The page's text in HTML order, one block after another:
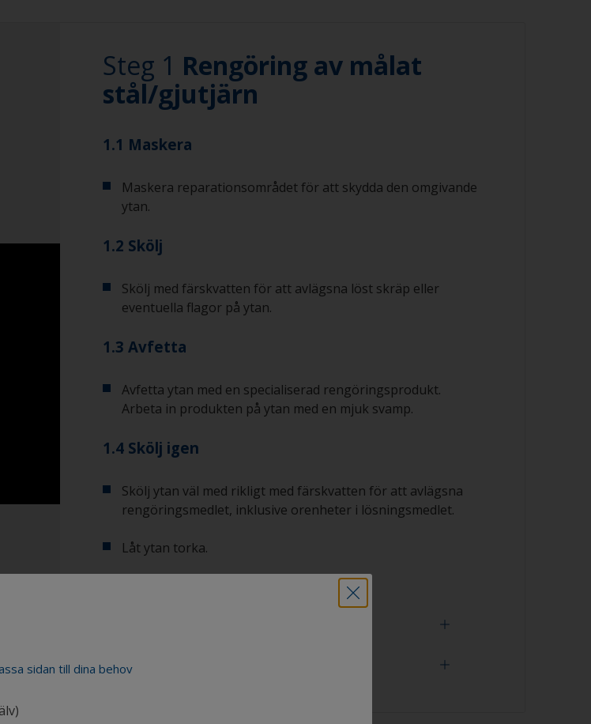
Steg 1 Rengöring av målat
stål/gjutjärn
1.1 Maskera
Maskera reparationsområdet för att skydda den omgivande
ytan.
1.2 Skölj
Skölj med färskvatten för att avlägsna löst skräp eller
eventuella flagor på ytan.
1.3 Avfetta
Avfetta ytan med en specialiserad rengöringsprodukt.
Arbeta in produkten på ytan med en mjuk svamp.
1.4 Skölj igen
Skölj ytan väl med rikligt med färskvatten för att avlägsna
rengöringsmedlet, inklusive orenheter i lösningsmedlet.
Låt ytan torka.
Du märker att ytan är ordentligt avfettad om vattnet sprids
Visa rekommenderade verktyg
sidan till dina behov